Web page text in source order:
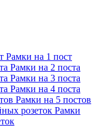
Рамки на 1 пост
Рамки на 2 поста
Рамки на 3 поста
Рамки на 4 поста
Рамки на 5 постов
Рамки